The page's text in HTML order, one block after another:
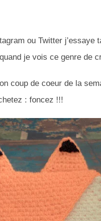
ou Twitter j’essaye
je vois ce genre de
coup de coeur de la
: foncez !!!